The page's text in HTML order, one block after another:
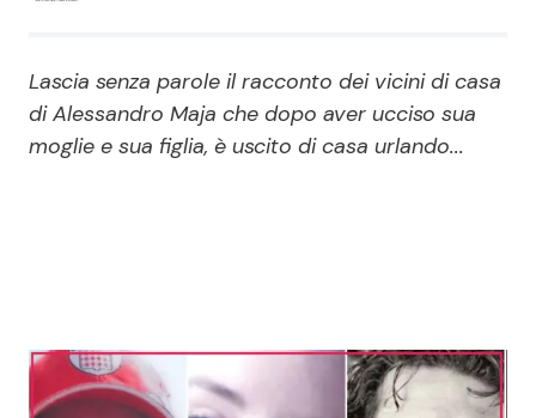
Soap Opera
News Spettacolo
Lascia senza parole il racconto dei vicini di casa
di Alessandro Maja che dopo aver ucciso sua
moglie e sua figlia, è uscito di casa urlando...